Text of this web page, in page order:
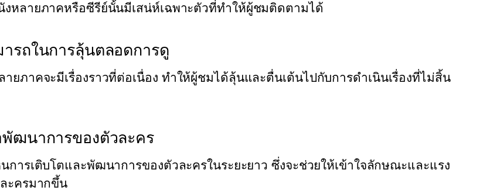
งหลายภาคหรือซีรีย์นั้นมีเสน่ห์เฉพาะตัวที่ทำให้ผู้ชมติดตามได้
รถในการลุ้นตลอดการดู
ยภาคจะมีเรื่องราวที่ต่อเนื่อง ทำให้ผู้ชมได้ลุ้นและตื่นเต้นไปกับการดำเนินเรื่องที่ไม่สิ้น
ฒนาการของตัวละคร
การเติบโตและพัฒนาการของตัวละครในระยะยาว ซึ่งจะช่วยให้เข้าใจลักษณะและแรง
ะครมากขึ้น